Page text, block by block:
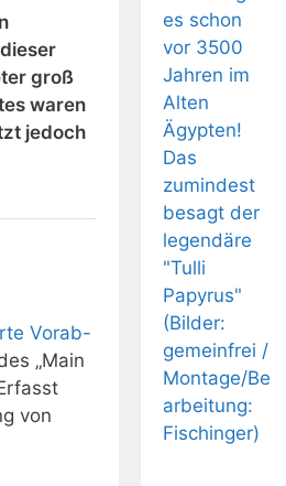
groß
waren
jedoch
Vorab-
„Main
von